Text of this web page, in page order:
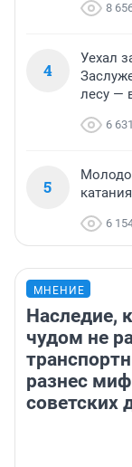
8
4
Уехал
лесу —
6 631
5
6
МНЕНИЕ
Наследие,
чудом не
разнес
советских